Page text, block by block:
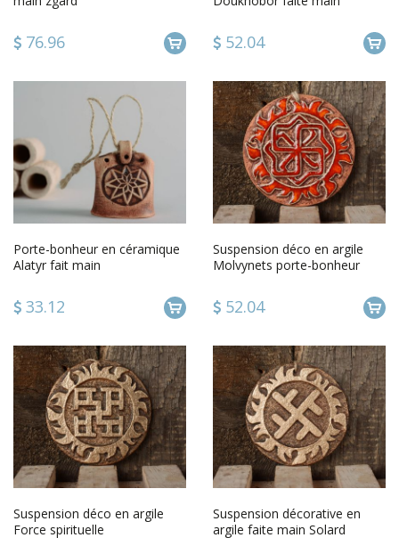
76.96 52.04
Porte-bonheur en céramique
Alatyr fait main
33.12
Suspension déco en argile
Molvynets porte-bonheur
52.04
Suspension déco en argile
Force spirituelle
Suspension décorative en
argile faite main Solard